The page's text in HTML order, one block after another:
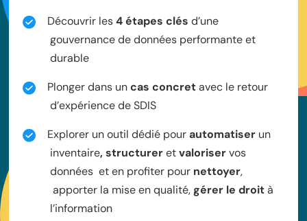
Découvrir les4 étapes clésd’une
gouvernance de données performante et
durable
Plonger dans uncas concretavec le retour
d’expérience de SDIS
Explorer un outil dédié pour automatiser un
inventaire, structurer etvaloriser vos
données et en profiter pour nettoyer,
apporter la mise en qualité,gérer le droità
l’information